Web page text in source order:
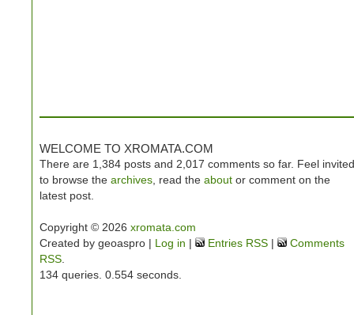
WELCOME TO XROMATA.COM
There are 1,384 posts and 2,017 comments so far. Feel invited
to browse the archives , read the about or comment on the
latest post.
Copyright © 2026 xromata.com
Created by geoaspro | Log in | Entries RSS |
Comments
RSS
134 queries. 0.554 seconds.